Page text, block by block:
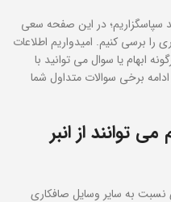
سپاسگزاریم؛ در این صفحه سعی
برسی کنیم. امیدواریم اطلاعات
ابهام یا سوال می توانید با
برخی سوالات متداول شما
توانند از انبر
نسبت به سایر وسایل صافکاری